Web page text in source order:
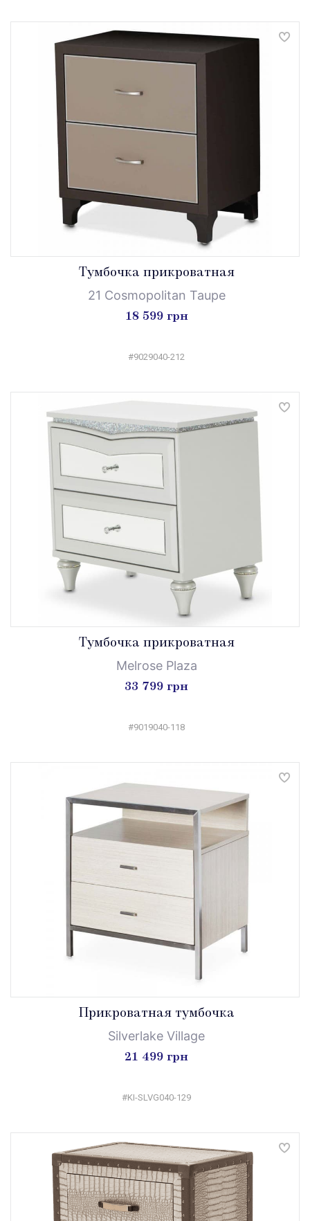
Тумбочка прикроватная
21 Cosmopolitan Taupe
18 599 грн
#9029040-212
Тумбочка прикроватная
Melrose Plaza
33 799 грн
#9019040-118
Прикроватная тумбочка
Silverlake Village
21 499 грн
#KI-SLVG040-129